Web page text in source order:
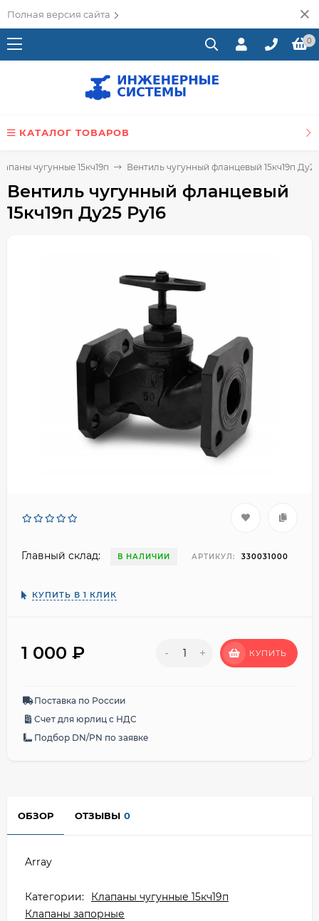
Полная версия сайта
0
КАТАЛОГ ТОВАРОВ
чугунные 15кч19п Вентиль чугунный фланцевый 15кч19п
Вентиль чугунный фланцевый
15кч19п Ду25 Ру16
Главный склад: В НАЛИЧИИ АРТИКУЛ: 330031000
КУПИТЬ В 1 КЛИК
1 000 ₽ - + КУПИТЬ
Поставка по России
Счет для юрлиц с НДС
Подбор DN/PN по заявке
ОБЗОР ОТЗЫВЫ 0
Array
Категории:
Клапаны чугунные 15кч19п
Клапаны запорные